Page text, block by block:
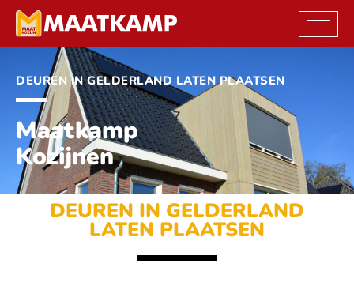
naar
de
DEUREN IN GELDERLAND LATEN PLAATSEN
Maatkamp
Kozijnen
DEUREN IN GELDERLAND
LATEN PLAATSEN